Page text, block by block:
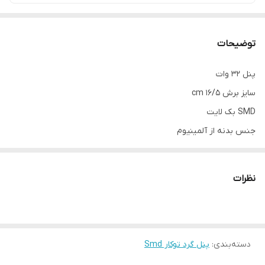
توضیحات
پنل 32 وات
سایز برش 16/5 cm
SMD بک لایت
جنس بدنه از آلمینیوم
دارای 2 سال ضمانت تعویض
نظرات
دسته‌بندی: پنل گرد توکار Smd